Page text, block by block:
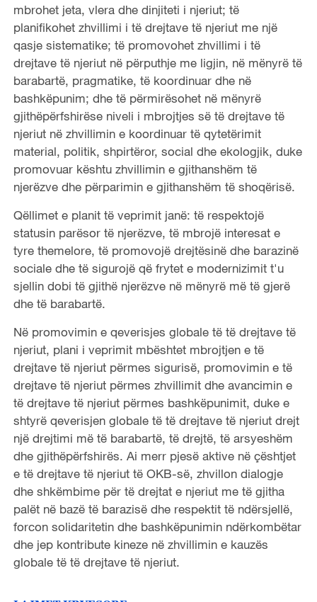
mbrohet jeta, vlera dhe dinjiteti i njeriut; të
planifikohet zhvillimi i të drejtave të njeriut me një
qasje sistematike; të promovohet zhvillimi i të
drejtave të njeriut në përputhje me ligjin, në mënyrë të
barabartë, pragmatike, të koordinuar dhe në
bashkëpunim; dhe të përmirësohet në mënyrë
gjithëpërfshirëse niveli i mbrojtjes së të drejtave të
njeriut në zhvillimin e koordinuar të qytetërimit
material, politik, shpirtëror, social dhe ekologjik, duke
promovuar kështu zhvillimin e gjithanshëm të
njerëzve dhe përparimin e gjithanshëm të shoqërisë.
Qëllimet e planit të veprimit janë: të respektojë
statusin parësor të njerëzve, të mbrojë interesat e
tyre themelore, të promovojë drejtësinë dhe barazinë
sociale dhe të sigurojë që frytet e modernizimit t'u
sjellin dobi të gjithë njerëzve në mënyrë më të gjerë
dhe të barabartë.
Në promovimin e qeverisjes globale të të drejtave të
njeriut, plani i veprimit mbështet mbrojtjen e të
drejtave të njeriut përmes sigurisë, promovimin e të
drejtave të njeriut përmes zhvillimit dhe avancimin e
të drejtave të njeriut përmes bashkëpunimit, duke e
shtyrë qeverisjen globale të të drejtave të njeriut drejt
një drejtimi më të barabartë, të drejtë, të arsyeshëm
dhe gjithëpërfshirës. Ai merr pjesë aktive në çështjet
e të drejtave të njeriut të OKB-së, zhvillon dialogje
dhe shkëmbime për të drejtat e njeriut me të gjitha
palët në bazë të barazisë dhe respektit të ndërsjellë,
forcon solidaritetin dhe bashkëpunimin ndërkombëtar
dhe jep kontribute kineze në zhvillimin e kauzës
globale të të drejtave të njeriut.